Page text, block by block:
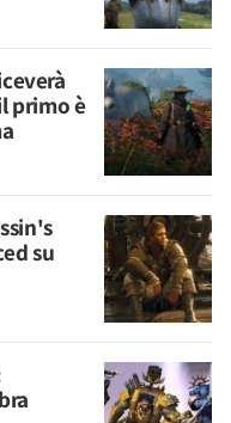
primo è
su